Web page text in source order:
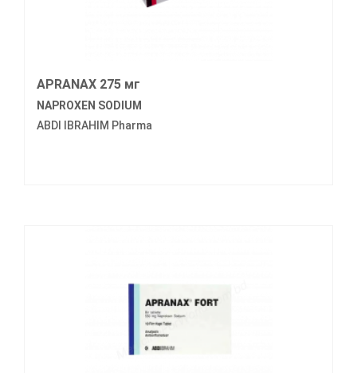
APRANAX 275 мг
NAPROXEN SODIUM
ABDI IBRAHIM Pharma